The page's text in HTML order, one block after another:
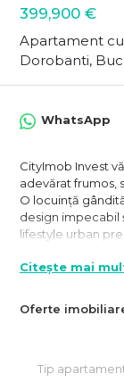
399,900 €
Apartament
Dorobanti,
Oferte
WhatsApp
CityImob Invest
adevărat frumos,
O locuință
design impecabil
lifestyle urban
Apartamentul se
baie proprie.
Citește mai
Tip